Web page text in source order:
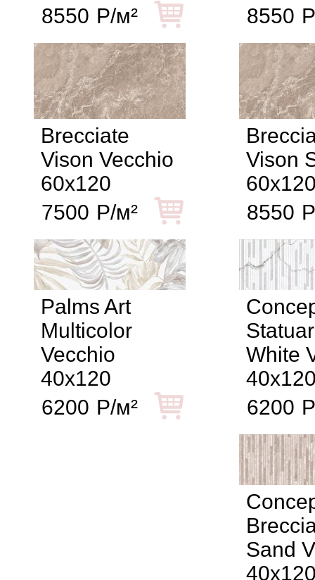
8550 Р/м²
8550
Brecciate
Vison Vecchio
60x120
7500 Р/м²
Vison
8550
Palms Art
Multicolor
Vecchio
40x120
6200 Р/м²
White
6200
Sand